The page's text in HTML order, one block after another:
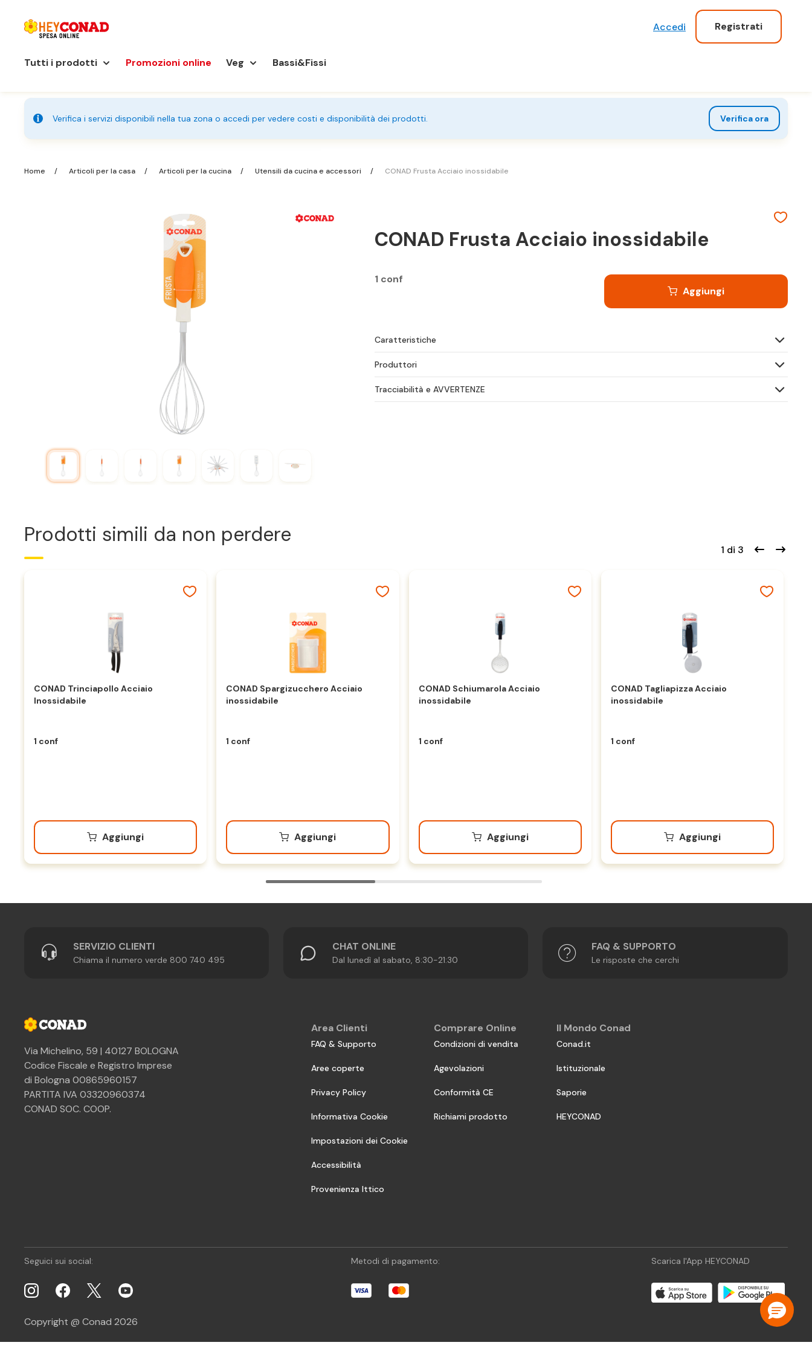
Accedi Registrati
Tutti i prodotti Promozioni online Veg Bassi&Fissi
Verifica i servizi disponibili nella tua zona o accedi per vedere costi e disponibilità dei prodotti. Verifica ora
Home Articoli per la casa Articoli per la cucina Utensili da cucina e accessori CONAD Frusta Acciaio inossidabile
CONAD Frusta Acciaio inossidabile
1 conf
Aggiungi
Caratteristiche
Produttori
Tracciabilità e AVVERTENZE
Prodotti simili da non perdere
CONAD Trinciapollo Acciaio
Inossidabile
1 conf
Aggiungi
CONAD Spargizucchero Acciaio
inossidabile
1 conf
Aggiungi
CONAD Schiumarola Acciaio
inossidabile
1 conf
Aggiungi
CONAD Tagliapizza Acciaio
inossidabile
1 conf
Aggiungi
1 di 3
SERVIZIO CLIENTI
Chiama il numero verde 800 740 495
CHAT ONLINE
Dal lunedì al sabato, 8:30-21:30
FAQ & SUPPORTO
Le risposte che cerchi
Via Michelino, 59 | 40127 BOLOGNA
Codice Fiscale e Registro Imprese
di Bologna 00865960157
PARTITA IVA 03320960374
CONAD SOC. COOP.
Area Clienti
FAQ & Supporto
Aree coperte
Privacy Policy
Informativa Cookie
Impostazioni dei Cookie
Accessibilità
Provenienza Ittico
Comprare Online
Condizioni di vendita
Agevolazioni
Conformità CE
Richiami prodotto
Il Mondo Conad
Conad.it
Istituzionale
Saporie
HEYCONAD
Seguici sui social: Metodi di pagamento: Scarica l'App HEYCONAD
Copyright @ Conad 2026